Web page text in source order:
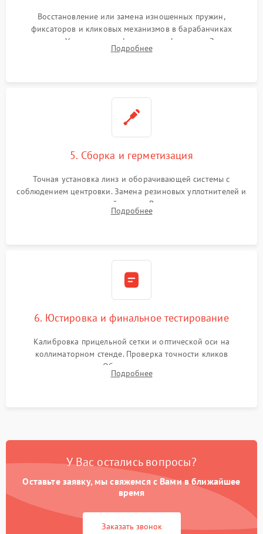
Восстановление или замена изношенных пружин,
фиксаторов и кликовых механизмов в барабанчиках
поправок. Устранение люфтов в трансфокаторе. Замена
поврежденных линз, разбитой сетки или восстановление
Подробнее
5. Сборка и герметизация
Точная установка линз и оборачивающей системы с
соблюдением центровки. Замена резиновых уплотнителей и
нанесение влагозащитной смазки. Вакуумирование корпуса
и заполнение его осушенным азотом или аргоном для
Подробнее
6. Юстировка и финальное тестирование
Калибровка прицельной сетки и оптической оси на
коллиматорном стенде. Проверка точности кликов
механизма поправок. Обязательное испытание прицела на
ударном стенде для проверки устойчивости к отдаче и
Подробнее
У Вас остались вопросы?
Оставьте заявку, мы свяжемся с Вами в ближайшее
время
Заказать звонок